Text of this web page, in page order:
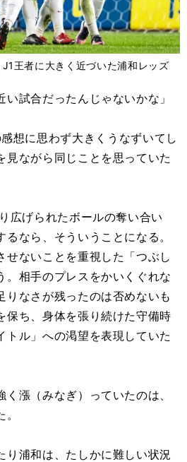
王者に大きく近づいた浦和レッズ
い試合だったんじゃないかな」
想に思わず大きくうなずいてし
見ながら同じことを思っていた
広げられたボールの奪い合い
なら、そういうことになる。
せないことを重視した「つぶし
。相手のプレスをかいくぐれな
りなさが残ったのは否めないも
保ち、身体を張り続けた守備時
トル」への渇望を表現していた
漲（みなぎ）っていたのは、
浦和は、たしかに難しい状況